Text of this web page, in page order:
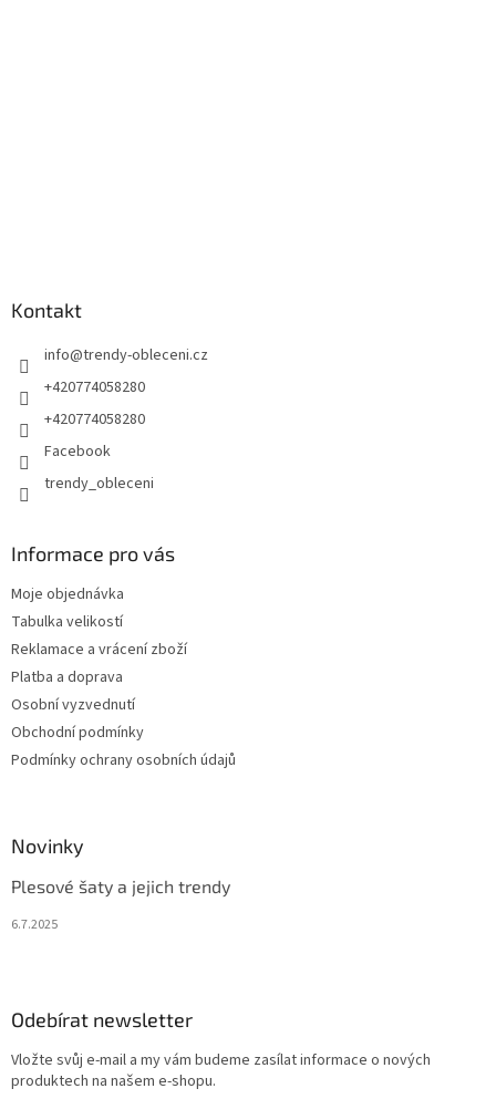
Kontakt
info@trendy-obleceni.cz
+420774058280
+420774058280
Facebook
trendy_obleceni
Informace pro vás
Moje objednávka
Tabulka velikostí
Reklamace a vrácení zboží
Platba a doprava
Osobní vyzvednutí
Obchodní podmínky
Podmínky ochrany osobních údajů
Novinky
Plesové šaty a jejich trendy
6.7.2025
Odebírat newsletter
Vložte svůj e-mail a my vám budeme zasílat informace o nových
produktech na našem e-shopu.